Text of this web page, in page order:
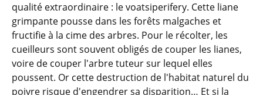
qualité extraordinaire : le voatsiperifery. Cette liane
grimpante pousse dans les forêts malgaches et
fructifie à la cime des arbres. Pour le récolter, les
cueilleurs sont souvent obligés de couper les lianes,
voire de couper l'arbre tuteur sur lequel elles
poussent. Or cette destruction de l'habitat naturel du
poivre risque d'engendrer sa disparition… Et si la